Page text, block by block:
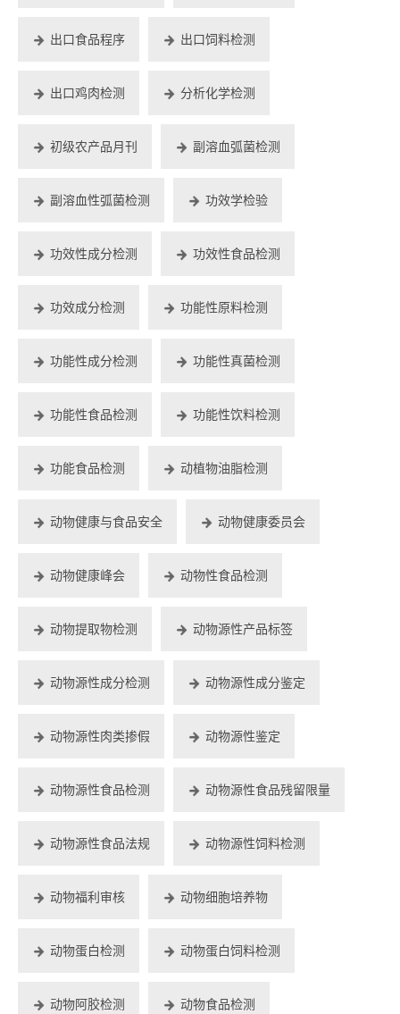
出口食品程序 出口饲料检测
出口鸡肉检测 分析化学检测
初级农产品月刊 副溶血弧菌检测
副溶血性弧菌检测 功效学检验
功效性成分检测 功效性食品检测
功效成分检测 功能性原料检测
功能性成分检测 功能性真菌检测
功能性食品检测 功能性饮料检测
功能食品检测 动植物油脂检测
动物健康与食品安全 动物健康委员会
动物健康峰会 动物性食品检测
动物提取物检测 动物源性产品标签
动物源性成分检测 动物源性成分鉴定
动物源性肉类掺假 动物源性鉴定
动物源性食品检测 动物源性食品残留限量
动物源性食品法规 动物源性饲料检测
动物福利审核 动物细胞培养物
动物蛋白检测 动物蛋白饲料检测
动物阿胶检测 动物食品检测